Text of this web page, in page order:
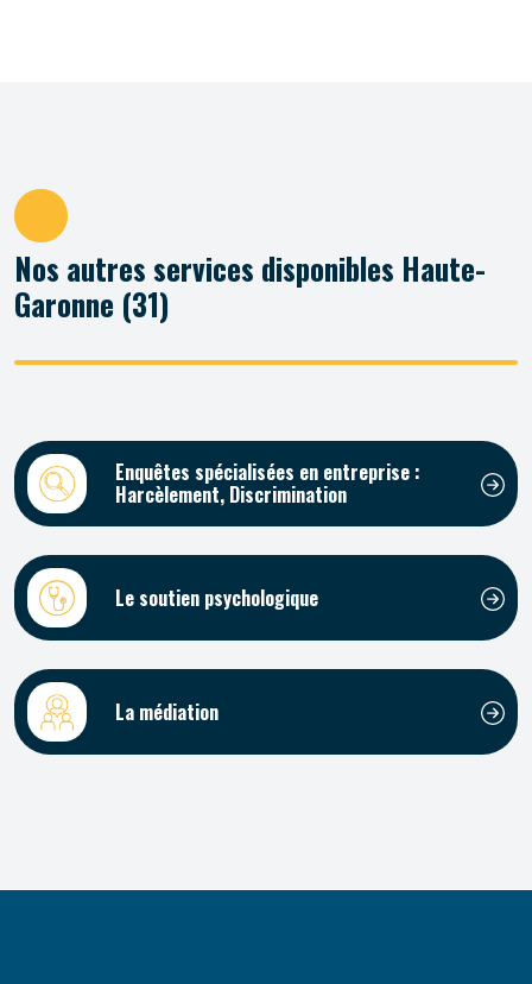
Nos autres services disponibles Haute-
Garonne (31)
Enquêtes spécialisées en entreprise :
Harcèlement, Discrimination
Le soutien psychologique
La médiation